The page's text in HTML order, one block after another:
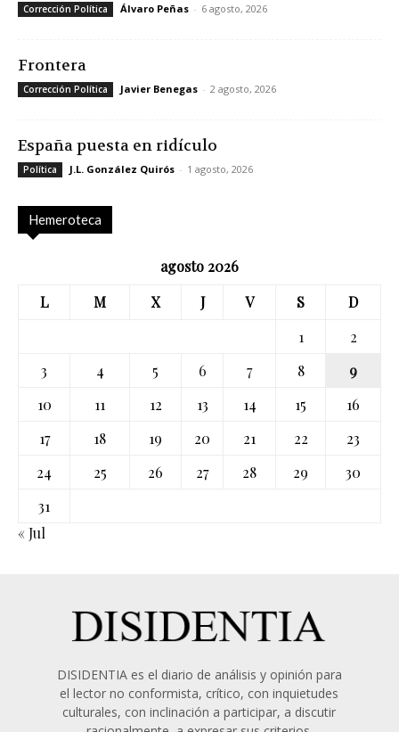
Corrección Política Álvaro Peñas - 6 agosto, 2026
Frontera
Corrección Política Javier Benegas - 2 agosto, 2026
España puesta en ridículo
Política J.L. González Quirós - 1 agosto, 2026
Hemeroteca
agosto 2026
L
M X J V S
D
1
2
3
4 5 6 7 8
9
10
11 12 13 14 15
16
17
18 19 20 21 22
23
24
25 26 27 28 29
30
31
« Jul
DISIDENTIA es el diario de análisis y opinión para
el lector no conformista, crítico, con inquietudes
culturales, con inclinación a participar, a discutir